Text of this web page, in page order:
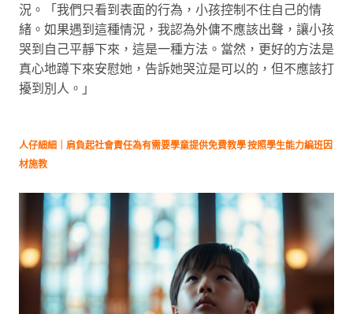
況。「我們只看到表面的行為，小孩控制不住自己的情
緒。如果遇到這種情況，我認為外傭不應該出聲，讓小孩
哭到自己平靜下來，這是一種方法。當然，更好的方法是
真心地蹲下來安慰她，告訴她哭泣是可以的，但不應該打
擾到別人。」
人仔細細｜肩負起社會責任為有需要學童提供免費教學 按照學生能力編班因
材施教